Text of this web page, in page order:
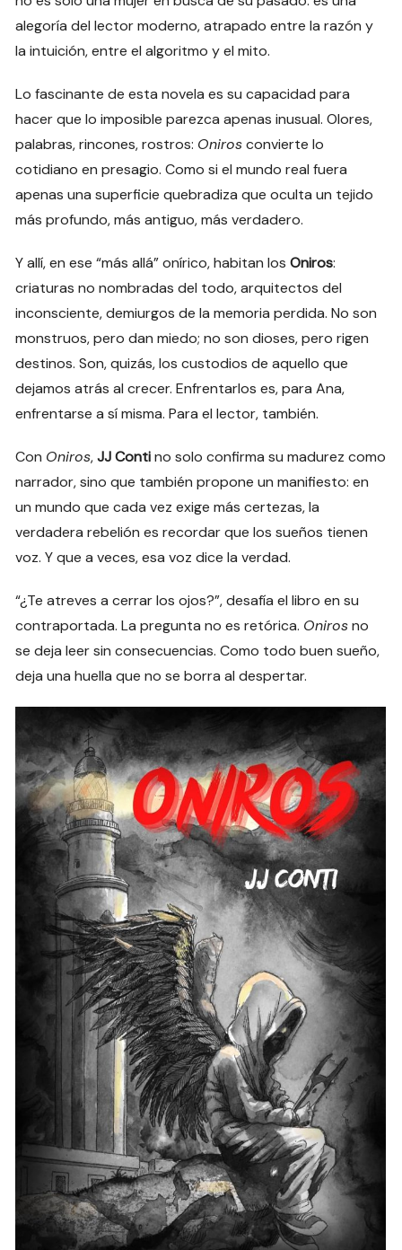
alegoría del lector moderno, atrapado entre la razón y
la intuición, entre el algoritmo y el mito.
Lo fascinante de esta novela es su capacidad para
hacer que lo imposible parezca apenas inusual. Olores,
palabras, rincones, rostros: Onirosconvierte lo
cotidiano en presagio. Como si el mundo real fuera
apenas una superficie quebradiza que oculta un tejido
más profundo, más antiguo, más verdadero.
Y allí, en ese “más allá” onírico, habitan losOniros:
criaturas no nombradas del todo, arquitectos del
inconsciente, demiurgos de la memoria perdida. No son
monstruos, pero dan miedo; no son dioses, pero rigen
destinos. Son, quizás, los custodios de aquello que
dejamos atrás al crecer. Enfrentarlos es, para Ana,
enfrentarse a sí misma. Para el lector, también.
Con Oniros,JJ Contino solo confirma su madurez como
narrador, sino que también propone un manifiesto: en
un mundo que cada vez exige más certezas, la
verdadera rebelión es recordar que los sueños tienen
voz. Y que a veces, esa voz dice la verdad.
“¿Te atreves a cerrar los ojos?”, desafía el libro en su
contraportada. La pregunta no es retórica. Onirosno
se deja leer sin consecuencias. Como todo buen sueño,
deja una huella que no se borra al despertar.